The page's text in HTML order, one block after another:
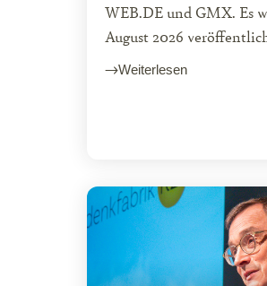
WEB.DE und GMX. Es
August 2026
Weiterlesen